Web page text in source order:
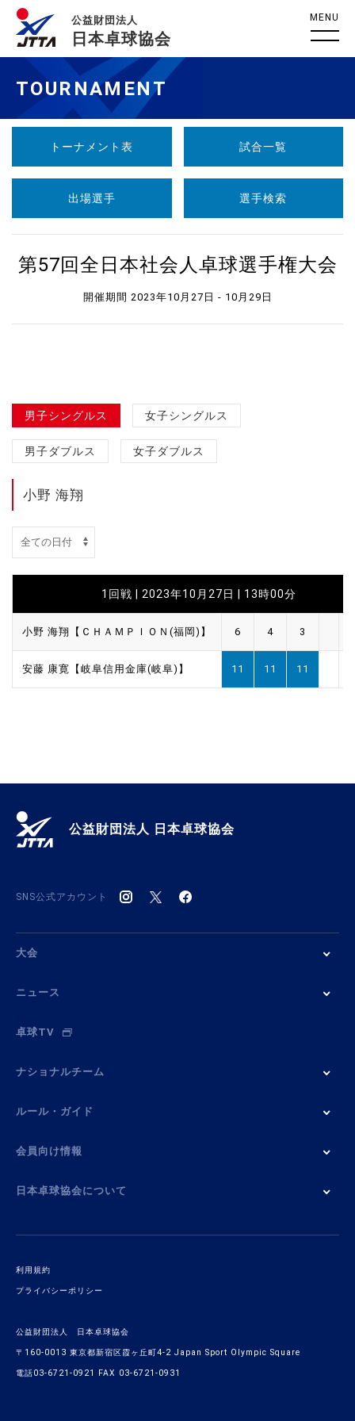
公益財団法人
日本卓球協会
MENU
TOURNAMENT
トーナメント表 試合一覧
出場選手 選手検索
第57回全日本社会人卓球選手権大会
開催期間 2023年10月27日 - 10月29日
男子シングルス 女子シングルス
男子ダブルス 女子ダブルス
小野 海翔
1回戦 | 2023年10月27日 | 13時00分
小野 海翔【ＣＨＡＭＰＩＯＮ(福岡)】 6 4 3
安藤 康寛【岐阜信用金庫(岐阜)】 11 11 11
公益財団法人 日本卓球協会
SNS公式アカウント
大会
ニュース
卓球TV
ナショナルチーム
ルール・ガイド
会員向け情報
日本卓球協会について
利用規約
プライバシーポリシー
公益財団法人 日本卓球協会
〒160-0013 東京都新宿区霞ヶ丘町4-2 Japan Sport Olympic Square
電話03-6721-0921 FAX 03-6721-0931